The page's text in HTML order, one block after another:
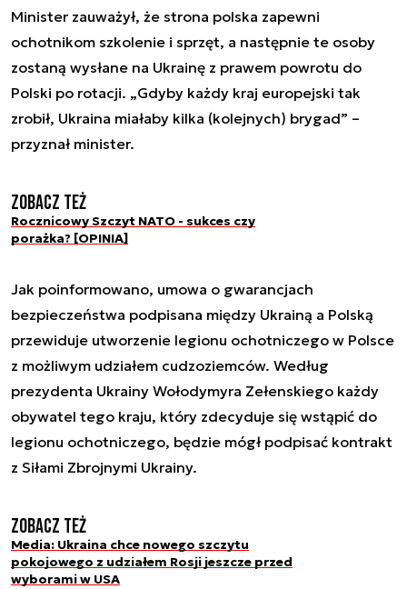
Minister zauważył, że strona polska zapewni
ochotnikom szkolenie i sprzęt, a następnie te osoby
zostaną wysłane na Ukrainę z prawem powrotu do
Polski po rotacji. „Gdyby każdy kraj europejski tak
zrobił, Ukraina miałaby kilka (kolejnych) brygad” –
przyznał minister.
Zobacz też
Rocznicowy Szczyt NATO - sukces czy
porażka? [OPINIA]
Jak poinformowano, umowa o gwarancjach
bezpieczeństwa podpisana między Ukrainą a Polską
przewiduje utworzenie legionu ochotniczego w Polsce
z możliwym udziałem cudzoziemców. Według
prezydenta Ukrainy Wołodymyra Zełenskiego każdy
obywatel tego kraju, który zdecyduje się wstąpić do
legionu ochotniczego, będzie mógł podpisać kontrakt
z Siłami Zbrojnymi Ukrainy.
Zobacz też
Media: Ukraina chce nowego szczytu
pokojowego z udziałem Rosji jeszcze przed
wyborami w USA